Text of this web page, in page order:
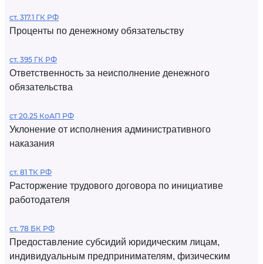
ст. 317.1 ГК РФ
Проценты по денежному обязательству
ст. 395 ГК РФ
Ответственность за неисполнение денежного
обязательства
ст 20.25 КоАП РФ
Уклонение от исполнения административного
наказания
ст. 81 ТК РФ
Расторжение трудового договора по инициативе
работодателя
ст. 78 БК РФ
Предоставление субсидий юридическим лицам,
индивидуальным предпринимателям, физическим